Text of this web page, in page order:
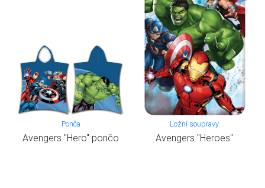
Ponča
Avengers "Hero" pončo
Ložní soupravy
Avengers "Heroes"